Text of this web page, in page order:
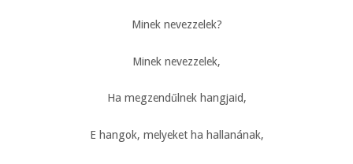
Minek nevezzelek?
Minek nevezzelek,
Ha megzendűlnek hangjaid,
E hangok, melyeket ha hallanának,